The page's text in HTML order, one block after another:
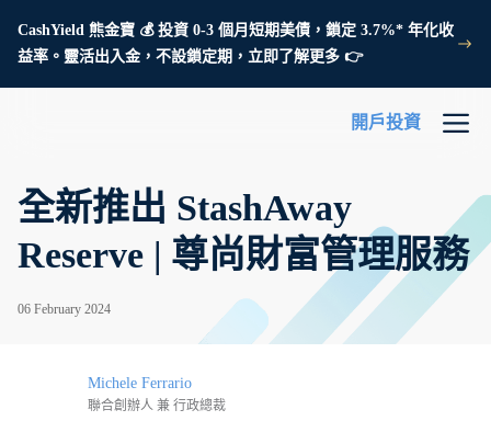
CashYield 熊金寶 💰 投資 0-3 個月短期美債，鎖定 3.7%* 年化收
益率。靈活出入金，不設鎖定期，立即了解更多 👉
開戶投資
全新推出 StashAway
Reserve | 尊尚財富管理服務
06 February 2024
Michele Ferrario
聯合創辦人 兼 行政總裁